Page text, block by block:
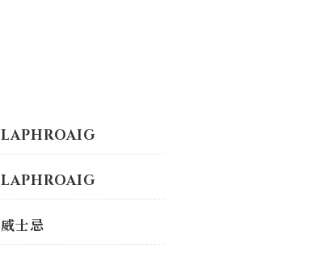
LAPHROAIG
LAPHROAIG
威士忌